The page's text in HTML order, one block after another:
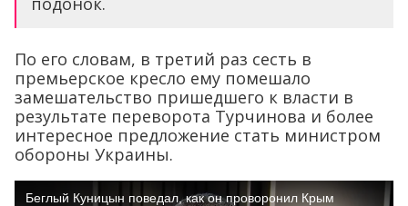
По его словам, в третий раз сесть в
премьерское кресло ему помешало
замешательство пришедшего к власти в
результате переворота Турчинова и более
интересное предложение стать министром
обороны Украины.